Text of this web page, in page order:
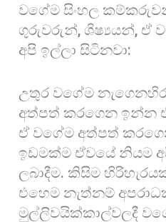
වගේම සිංහල
ගුරුවරුන්, ශිෂ්‍යයන්, ඒ
අපි ඉල්ලා සිටිනවා:
උතුර වගේම
අත්පත් කරගෙන ඉන්න
ඒ වගේම අත්පත්
ඉඩමක්ම ඒවයේ නියම
ලබාදීම. කිසිම
එහෙම නැත්නම්
මුල්ලිවයික්කාල්වලදී